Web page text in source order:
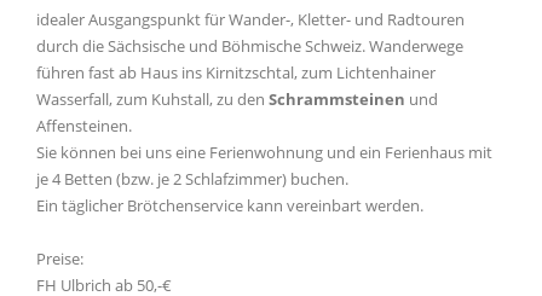
idealer Ausgangspunkt für Wander-, Kletter- und Radtouren
durch die Sächsische und Böhmische Schweiz. Wanderwege
führen fast ab Haus ins Kirnitzschtal, zum Lichtenhainer
Wasserfall, zum Kuhstall, zu den Schrammsteinen und
Affensteinen.
Sie können bei uns eine Ferienwohnung und ein Ferienhaus mit
je 4 Betten (bzw. je 2 Schlafzimmer) buchen.
Ein täglicher Brötchenservice kann vereinbart werden.
Preise:
FH Ulbrich ab 50,-€